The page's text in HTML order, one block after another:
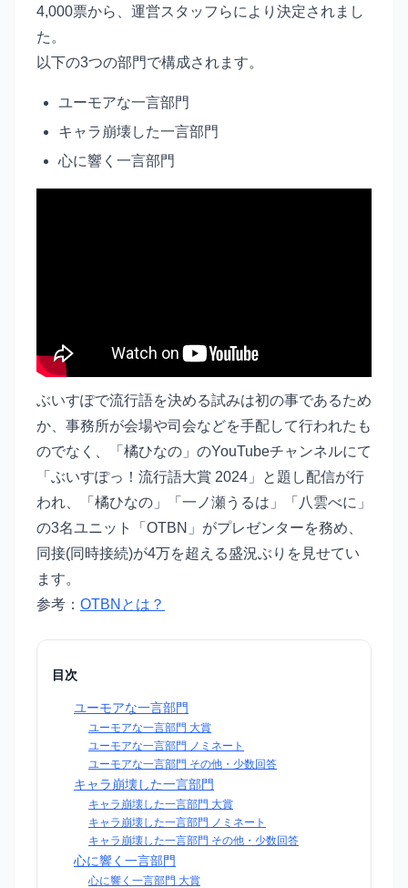
4,000票から、運営スタッフらにより決定されまし
た。
以下の3つの部門で構成されます。
ユーモアな一言部門
キャラ崩壊した一言部門
心に響く一言部門
ぶいすぽで流行語を決める試みは初の事であるため
か、事務所が会場や司会などを手配して行われたも
のでなく、「橘ひなの」のYouTubeチャンネルにて
「ぶいすぽっ！流行語大賞 2024」と題し配信が行
われ、「橘ひなの」「一ノ瀬うるは」「八雲べに」
の3名ユニット「OTBN」がプレゼンターを務め、
同接(同時接続)が4万を超える盛況ぶりを見せてい
ます。
参考： OTBNとは？
目次
ユーモアな一言部門
ユーモアな一言部門 大賞
ユーモアな一言部門 ノミネート
ユーモアな一言部門 その他・少数回答
キャラ崩壊した一言部門
キャラ崩壊した一言部門 大賞
キャラ崩壊した一言部門 ノミネート
キャラ崩壊した一言部門 その他・少数回答
心に響く一言部門
心に響く一言部門 大賞